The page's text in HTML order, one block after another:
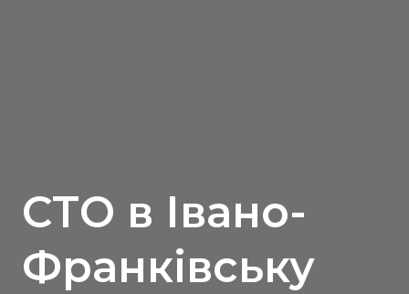
СТО в Івано-
Франківську